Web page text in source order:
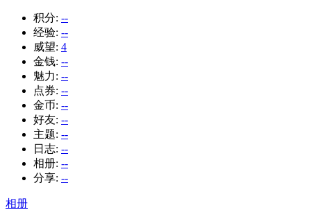
积分: --
经验: --
威望: 4
金钱: --
魅力: --
点券: --
金币: --
好友: --
主题: --
日志: --
相册: --
分享: --
相册